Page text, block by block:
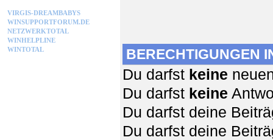
BERECHTIGUNGEN
Du darfst keine
Du darfst keine
Du darfst deine
Du darfst deine
VIRGIS-DREAMBABYS
WINSUPPORTFORUM.DE
NETZWERKTOTAL
WINHELPLINE
WINTOTAL